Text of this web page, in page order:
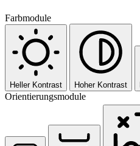
Farbmodule
Heller Kontrast Hoher Kontrast
Orientierungsmodule